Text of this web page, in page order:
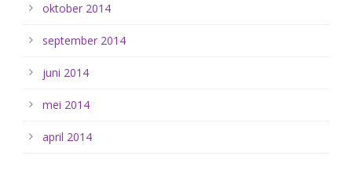
oktober 2014
september 2014
juni 2014
mei 2014
april 2014